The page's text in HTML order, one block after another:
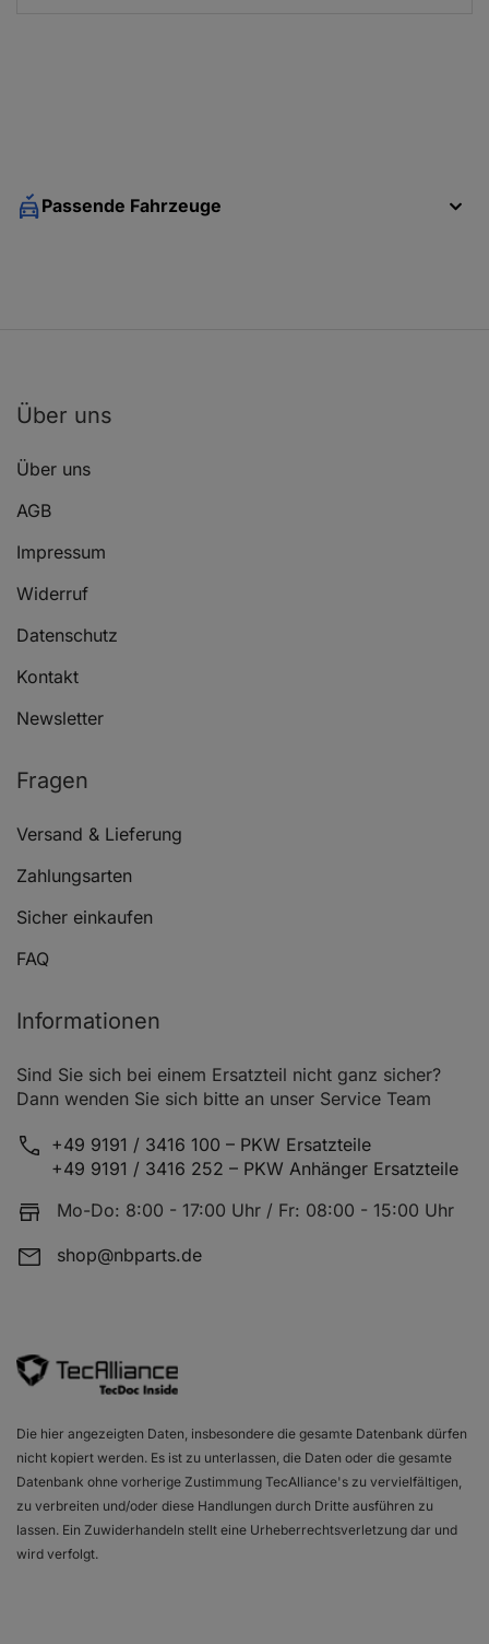
Passende Fahrzeuge
Über uns
Über uns
AGB
Impressum
Widerruf
Datenschutz
Kontakt
Newsletter
Fragen
Versand & Lieferung
Zahlungsarten
Sicher einkaufen
FAQ
Informationen
Sind Sie sich bei einem Ersatzteil nicht ganz sicher?
Dann wenden Sie sich bitte an unser Service Team
+49 9191 / 3416 100 – PKW Ersatzteile
+49 9191 / 3416 252 – PKW Anhänger Ersatzteile
Mo-Do: 8:00 - 17:00 Uhr / Fr: 08:00 - 15:00 Uhr
shop@nbparts.de
Die hier angezeigten Daten, insbesondere die gesamte Datenbank dürfen
nicht kopiert werden. Es ist zu unterlassen, die Daten oder die gesamte
Datenbank ohne vorherige Zustimmung TecAlliance's zu vervielfältigen,
zu verbreiten und/oder diese Handlungen durch Dritte ausführen zu
lassen. Ein Zuwiderhandeln stellt eine Urheberrechtsverletzung dar und
wird verfolgt.